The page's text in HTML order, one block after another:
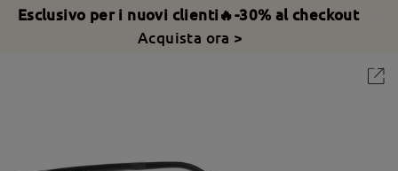
Esclusivo per i nuovi clienti🔥-30% al checkout
Acquista ora >